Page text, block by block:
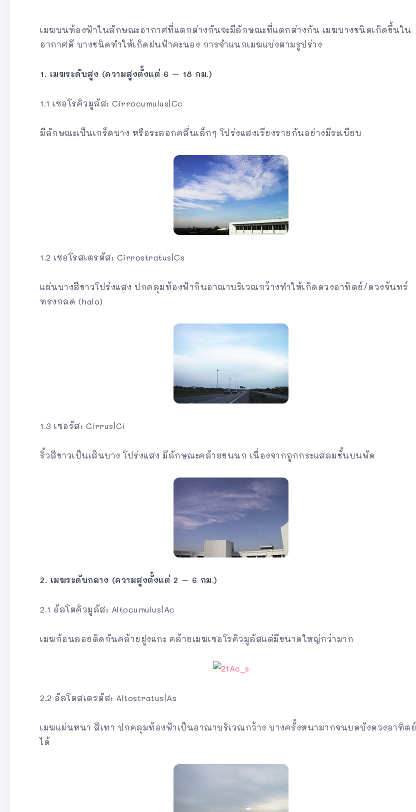
เมฆบนท้องฟ้าในลักษณะอากาศที่แตกต่างกันจะมีลักษณะที่แตกต่างกัน เมฆบางชนิดเกิดขึ้นใน
อากาศดี บางชนิดทำให้เกิดฝนฟ้าคะนอง การจำแนกเมฆแบ่งตามรูปร่าง
1. เมฆระดับสูง (ความสูงตั้งแต่ 6 – 18 กม.)
1.1 เซอโรคิวมูลัส: Cirrocumulus|Cc
มีลักษณะเป็นเกร็ดบาง หรือระลอกคลื่นเล็กๆ โปร่งแสงเรียงรายกันอย่างมีระเบียบ
1.2 เซอโรสเตรตัส: Cirrostratus|Cs
แผ่นบางสีขาวโปร่งแสง ปกคลุมท้องฟ้ากินอาณาบริเวณกว้างทำให้เกิดดวงอาทิตย์/ดวงจันทร์
ทรงกลด (halo)
1.3 เซอรัส: Cirrus|Ci
ริ้วสีขาวเป็นเส้นบาง โปร่งแสง มีลักษณะคล้ายขนนก เนื่องจากถูกกระแสลมชั้นบนพัด
2. เมฆระดับกลาง (ความสูงตั้งแต่ 2 – 6 กม.)
2.1 อัลโตคิวมูลัส: Altocumulus|Ac
เมฆก้อนลอยติดกันคล้ายฝูงแกะ คล้ายเมฆเซอโรคิวมูลัสแต่มีขนาดใหญ่กว่ามาก
2.2 อัลโตสเตรตัส: Altostratus|As
เมฆแผ่นหนา สีเทา ปกคลุมท้องฟ้าเป็นอาณาบริเวณกว้าง บางครั้งหนามากจนบดบังดวงอาทิตย์
ได้